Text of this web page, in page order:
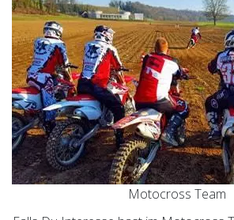
Motocross Team